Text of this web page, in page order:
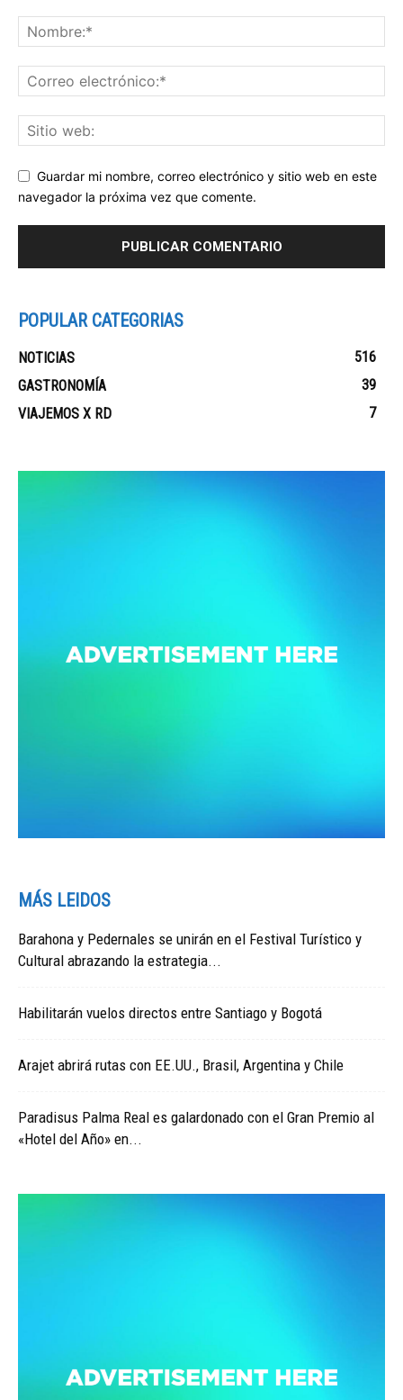
Guardar mi nombre, correo electrónico y sitio web en este
navegador la próxima vez que comente.
POPULAR CATEGORIAS
NOTICIAS
516
GASTRONOMÍA
39
VIAJEMOS X RD
7
MÁS LEIDOS
Barahona y Pedernales se unirán en el Festival Turístico y
Cultural abrazando la estrategia...
Habilitarán vuelos directos entre Santiago y Bogotá
Arajet abrirá rutas con EE.UU., Brasil, Argentina y Chile
Paradisus Palma Real es galardonado con el Gran Premio al
«Hotel del Año» en...